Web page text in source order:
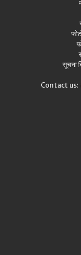
सूचना
Contact us: